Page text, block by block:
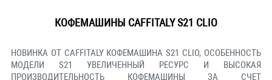
КОФЕМАШИНЫ CAFFITALY S21 CLIO
НОВИНКА ОТ CAFFITALY КОФЕМАШИНА S21 CLIO, ОСОБЕННОСТЬ
МОДЕЛИ S21 УВЕЛИЧЕННЫЙ РЕСУРС И ВЫСОКАЯ
ПРОИЗВОДИТЕЛЬНОСТЬ КОФЕМАШИНЫ ЗА СЧЕТ